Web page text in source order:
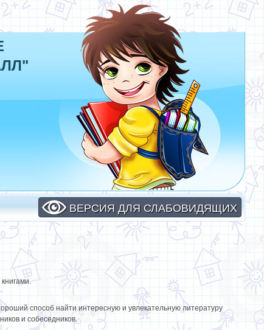
ВЕРСИЯ ДЛЯ СЛАБОВИДЯЩИХ
способ найти интересную и увлекательную литературу
и собеседников.